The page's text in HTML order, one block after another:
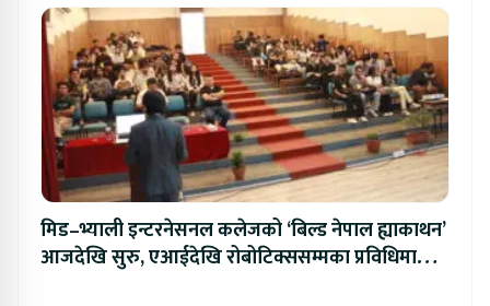
मिड–भ्याली इन्टरनेसनल कलेजको ‘बिल्ड नेपाल ह्याकाथन’
आजदेखि सुरु, एआईदेखि रोबोटिक्ससम्मका प्रविधिमा